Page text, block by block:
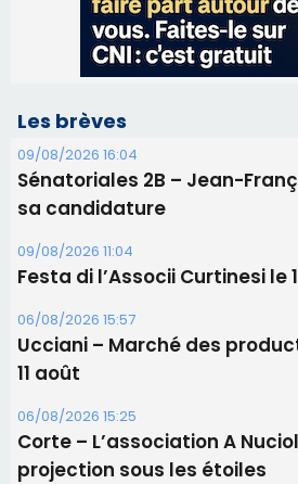
Les brèves
09/08/2026 16:04
Sénatoriales 2B – Jean-
sa candidature
09/08/2026 11:04
Festa di l’Associi Curtinesi le
06/08/2026 15:57
Ucciani – Marché des
11 août
06/08/2026 15:25
Corte – L’association A
projection sous les étoiles